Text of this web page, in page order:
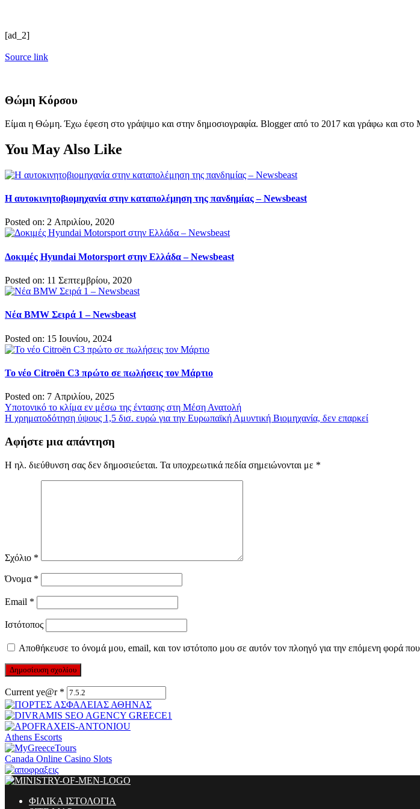
[ad_2]
Source link
Θώμη Κόρσου
Είμαι η Θώμη. Έχω έφεση στο γράψιμο και στην δημοσιογραφία. Blogger από το 2017 και γράφω και
You May Also Like
Η αυτοκινητοβιομηχανία στην καταπολέμηση της πανδημίας – Newsbeast
Posted on: 2 Απριλίου, 2020
Δοκιμές Hyundai Motorsport στην Ελλάδα – Newsbeast
Posted on: 11 Σεπτεμβρίου, 2020
Νέα BMW Σειρά 1 – Newsbeast
Posted on: 15 Ιουνίου, 2024
Το νέο Citroёn C3 πρώτο σε πωλήσεις τον Μάρτιο
Posted on: 7 Απριλίου, 2025
Πλοήγηση
άρθρων
Υποτονικό το κλίμα εν μέσω της έντασης στη Μέση Ανατολή
Η χρηματοδότηση ύψους 1,5 δισ. ευρώ για την Ευρωπαϊκή Αμυντική Βιομηχανία, δεν επαρκεί
Αφήστε μια απάντηση
Η ηλ. διεύθυνση σας δεν δημοσιεύεται. Τα υποχρεωτικά πεδία σημειώνονται με *
Σχόλιο *
Όνομα *
Email *
Ιστότοπος
Αποθήκευσε το όνομά μου, email, και τον ιστότοπο μου σε αυτόν τον πλοηγό για την επόμενη φορά
Current ye@r *
Athens Escorts
Canada Online Casino Slots
ΦΙΛΙΚΑ ΙΣΤΟΛΟΓΙΑ